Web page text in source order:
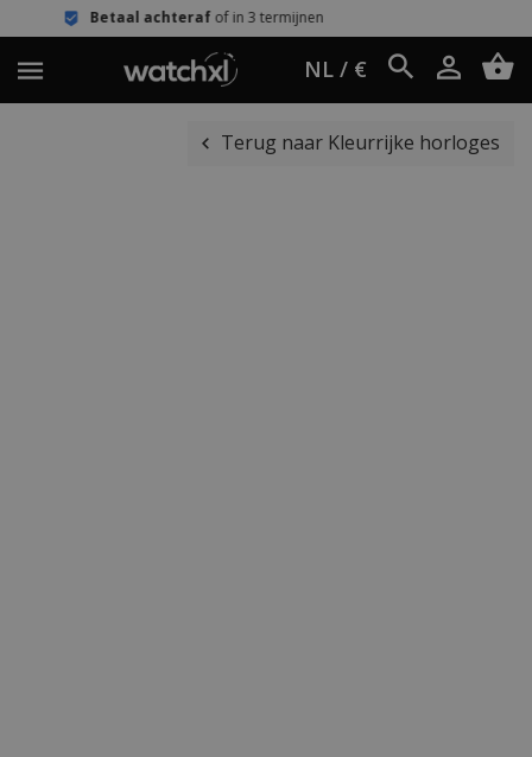
of in 3 termijnen
NL / €
Terug naar Kleurrijke horloges